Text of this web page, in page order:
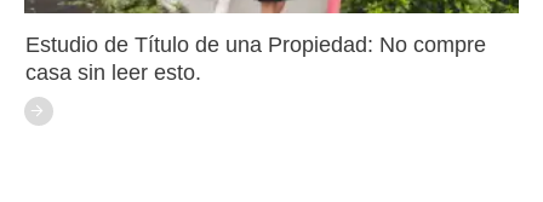
Estudio de Título de una Propiedad: No compre
casa sin leer esto.